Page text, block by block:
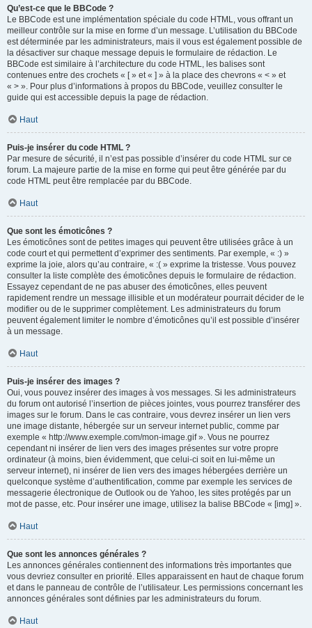
Qu’est-ce que le BBCode ?
Le BBCode est une implémentation spéciale du code HTML, vous offrant un
meilleur contrôle sur la mise en forme d’un message. L’utilisation du BBCode
est déterminée par les administrateurs, mais il vous est également possible de
la désactiver sur chaque message depuis le formulaire de rédaction. Le
BBCode est similaire à l’architecture du code HTML, les balises sont
contenues entre des crochets « [ » et « ] » à la place des chevrons « < » et
« > ». Pour plus d’informations à propos du BBCode, veuillez consulter le
guide qui est accessible depuis la page de rédaction.
Haut
Puis-je insérer du code HTML ?
Par mesure de sécurité, il n’est pas possible d’insérer du code HTML sur ce
forum. La majeure partie de la mise en forme qui peut être générée par du
code HTML peut être remplacée par du BBCode.
Haut
Que sont les émoticônes ?
Les émoticônes sont de petites images qui peuvent être utilisées grâce à un
code court et qui permettent d’exprimer des sentiments. Par exemple, « :) »
exprime la joie, alors qu’au contraire, « :( » exprime la tristesse. Vous pouvez
consulter la liste complète des émoticônes depuis le formulaire de rédaction.
Essayez cependant de ne pas abuser des émoticônes, elles peuvent
rapidement rendre un message illisible et un modérateur pourrait décider de le
modifier ou de le supprimer complètement. Les administrateurs du forum
peuvent également limiter le nombre d’émoticônes qu’il est possible d’insérer
à un message.
Haut
Puis-je insérer des images ?
Oui, vous pouvez insérer des images à vos messages. Si les administrateurs
du forum ont autorisé l’insertion de pièces jointes, vous pourrez transférer des
images sur le forum. Dans le cas contraire, vous devrez insérer un lien vers
une image distante, hébergée sur un serveur internet public, comme par
exemple « http://www.exemple.com/mon-image.gif ». Vous ne pourrez
cependant ni insérer de lien vers des images présentes sur votre propre
ordinateur (à moins, bien évidemment, que celui-ci soit en lui-même un
serveur internet), ni insérer de lien vers des images hébergées derrière un
quelconque système d’authentification, comme par exemple les services de
messagerie électronique de Outlook ou de Yahoo, les sites protégés par un
mot de passe, etc. Pour insérer une image, utilisez la balise BBCode « [img] ».
Haut
Que sont les annonces générales ?
Les annonces générales contiennent des informations très importantes que
vous devriez consulter en priorité. Elles apparaissent en haut de chaque forum
et dans le panneau de contrôle de l’utilisateur. Les permissions concernant les
annonces générales sont définies par les administrateurs du forum.
Haut